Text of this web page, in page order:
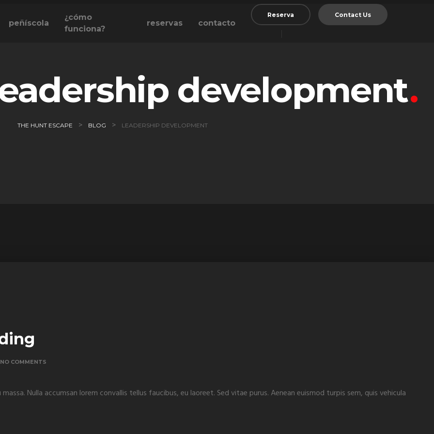
peñíscola
¿cómo
funciona?
reservas contacto
Reserva Contact Us
development
THE HUNT ESCAPE > BLOG > LEADERSHIP DEVELOPMENT
NO COMMENTS
Nulla accumsan lorem convallis tellus faucibus, eu laoreet. Sed vitae purus. Aenean euismod turpis sem, quis vehicula